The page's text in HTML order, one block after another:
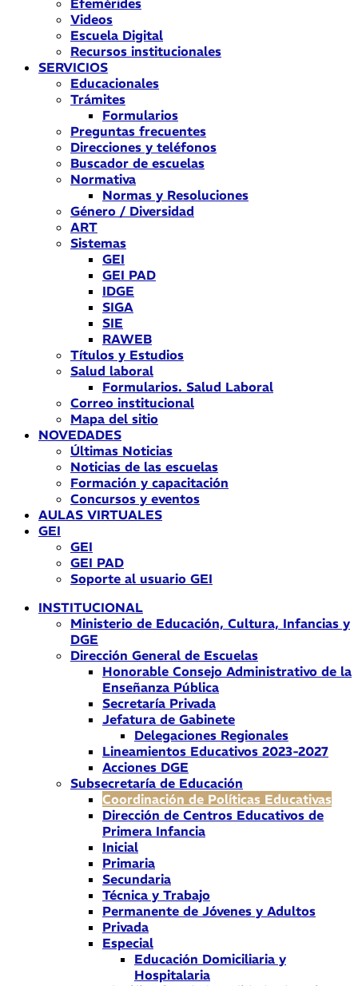
Efemérides
Videos
Escuela Digital
Recursos institucionales
SERVICIOS
Educacionales
Trámites
Formularios
Preguntas frecuentes
Direcciones y teléfonos
Buscador de escuelas
Normativa
Normas y Resoluciones
Género / Diversidad
ART
Sistemas
GEI
GEI PAD
IDGE
SIGA
SIE
RAWEB
Títulos y Estudios
Salud laboral
Formularios. Salud Laboral
Correo institucional
Mapa del sitio
NOVEDADES
Últimas Noticias
Noticias de las escuelas
Formación y capacitación
Concursos y eventos
AULAS VIRTUALES
GEI
GEI
GEI PAD
Soporte al usuario GEI
INSTITUCIONAL
Ministerio de Educación, Cultura, Infancias y
DGE
Dirección General de Escuelas
Honorable Consejo Administrativo de la
Enseñanza Pública
Secretaría Privada
Jefatura de Gabinete
Delegaciones Regionales
Lineamientos Educativos 2023-2027
Acciones DGE
Subsecretaría de Educación
Coordinación de Políticas Educativas
Dirección de Centros Educativos de
Primera Infancia
Inicial
Primaria
Secundaria
Técnica y Trabajo
Permanente de Jóvenes y Adultos
Privada
Especial
Educación Domiciliaria y
Hospitalaria